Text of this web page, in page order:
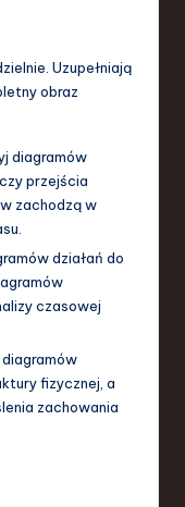
Uzupełniają
obraz
diagramów
przejścia
zachodzą w
działań do
czasowej
fizycznej, a
zachowania